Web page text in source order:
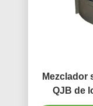
Mezclador
QJB de